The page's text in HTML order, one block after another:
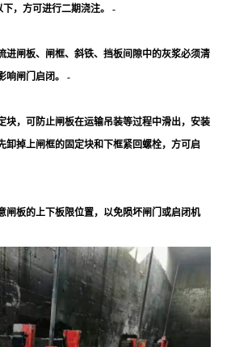
，方可进行二期浇注。 -
闸板、闸框、斜铁、挡板间隙中的灰浆必须清
响闸门启闭。 -
，可防止闸板在运输吊装等过程中滑出，安装
卸掉上闸框的固定块和下框紧回螺栓，方可启
板的上下板限位置，以免陨坏闸门或启闭机